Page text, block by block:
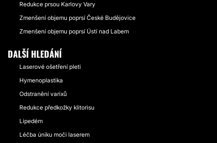
Redukce prsou Karlovy Vary
Zmenšení objemu poprsí České Budějovice
Zmenšení objemu poprsí Ústí nad Labem
DALŠÍ HLEDÁNÍ
Laserové ošetření pleti
Hymenoplastika
Odstranění varixů
Redukce předkožky klitorisu
Lipedém
Léčba úniku moči laserem